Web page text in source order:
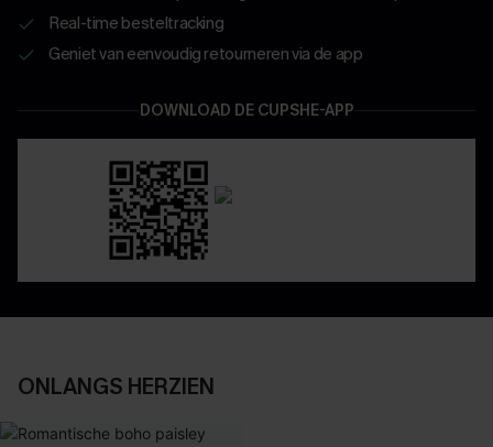
Real-time besteltracking
Geniet van eenvoudig retourneren via de app
DOWNLOAD DE CUPSHE-APP
ONLANGS HERZIEN